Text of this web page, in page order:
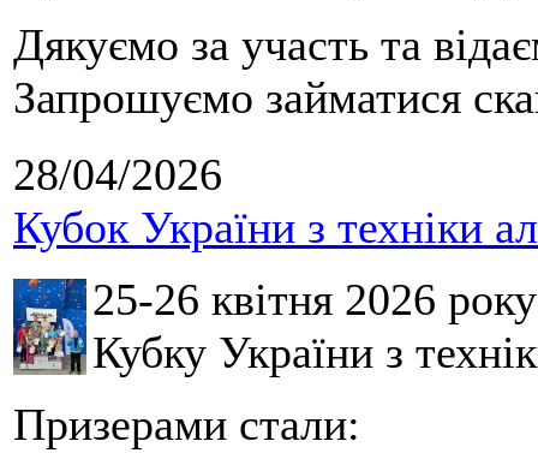
Дякуємо за участь та
Запрошуємо займатися
28/04/2026
Кубок України з техніки
25-26 квітня 2026
Кубку України з
Призерами стали: